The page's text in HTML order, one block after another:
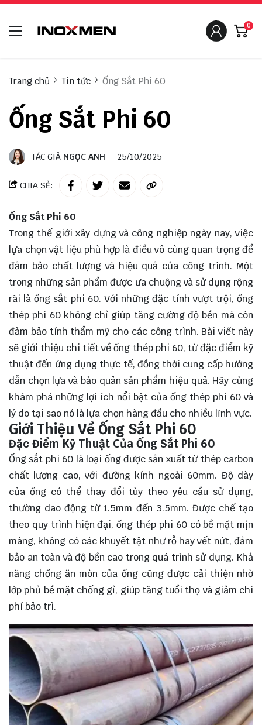
0
Trang chủ Tin tức Ống Sắt Phi 60
Ống Sắt Phi 60
TÁC GIẢ NGỌC ANH 25/10/2025
CHIA SẺ:
Ống Sắt Phi 60
Trong thế giới xây dựng và công nghiệp ngày nay, việc
lựa chọn vật liệu phù hợp là điều vô cùng quan trọng để
đảm bảo chất lượng và hiệu quả của công trình. Một
trong những sản phẩm được ưa chuộng và sử dụng rộng
rãi là ống sắt phi 60. Với những đặc tính vượt trội, ống
thép phi 60 không chỉ giúp tăng cường độ bền mà còn
đảm bảo tính thẩm mỹ cho các công trình. Bài viết này
sẽ giới thiệu chi tiết về ống thép phi 60, từ đặc điểm kỹ
thuật đến ứng dụng thực tế, đồng thời cung cấp hướng
dẫn chọn lựa và bảo quản sản phẩm hiệu quả. Hãy cùng
khám phá những lợi ích nổi bật của ống thép phi 60 và
lý do tại sao nó là lựa chọn hàng đầu cho nhiều lĩnh vực.
Giới Thiệu Về Ống Sắt Phi 60
Đặc Điểm Kỹ Thuật Của Ống Sắt Phi 60
Ống sắt phi 60 là loại ống được sản xuất từ thép carbon
chất lượng cao, với đường kính ngoài 60mm. Độ dày
của ống có thể thay đổi tùy theo yêu cầu sử dụng,
thường dao động từ 1.5mm đến 3.5mm. Được chế tạo
theo quy trình hiện đại, ống thép phi 60 có bề mặt mịn
màng, không có các khuyết tật như rỗ hay vết nứt, đảm
bảo an toàn và độ bền cao trong quá trình sử dụng. Khả
năng chống ăn mòn của ống cũng được cải thiện nhờ
lớp phủ bề mặt chống gỉ, giúp tăng tuổi thọ và giảm chi
phí bảo trì.